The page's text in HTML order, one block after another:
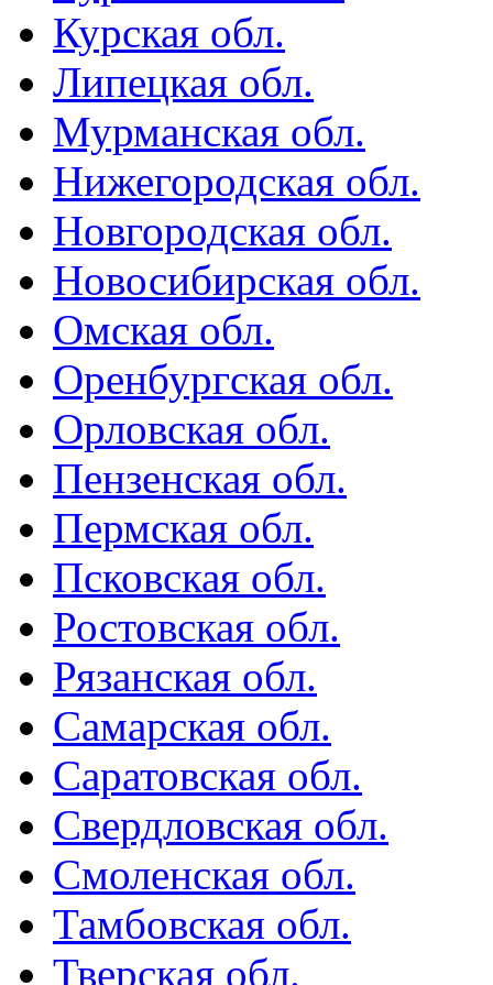
Курская обл.
Липецкая обл.
Мурманская обл.
Нижегородская обл.
Новгородская обл.
Новосибирская обл.
Омская обл.
Оренбургская обл.
Орловская обл.
Пензенская обл.
Пермская обл.
Псковская обл.
Ростовская обл.
Рязанская обл.
Самарская обл.
Саратовская обл.
Свердловская обл.
Смоленская обл.
Тамбовская обл.
Тверская обл.